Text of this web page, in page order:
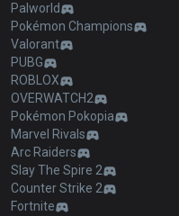
Palworld
Pokémon Champions
Valorant
PUBG
ROBLOX
OVERWATCH2
Pokémon Pokopia
Marvel Rivals
Arc Raiders
Slay The Spire 2
Counter Strike 2
Fortnite